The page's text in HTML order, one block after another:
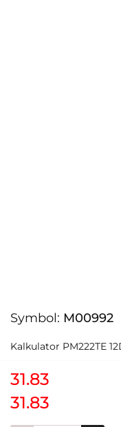
Symbol: M00992
Kalkulator PM222TE
31.83
31.83